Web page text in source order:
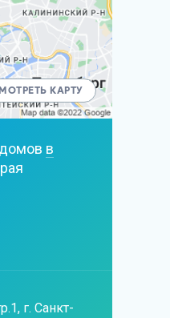
КАРТУ
в
г. Санкт-